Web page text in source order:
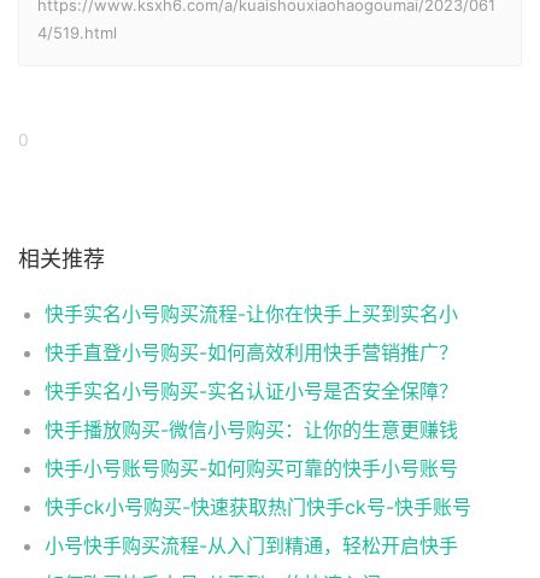
https://www.ksxh6.com/a/kuaishouxiaohaogoumai/2023/061
4/519.html
0
相关推荐
快手实名小号购买流程-让你在快手上买到实名小
快手直登小号购买-如何高效利用快手营销推广？
快手实名小号购买-实名认证小号是否安全保障？
快手播放购买-微信小号购买：让你的生意更赚钱
快手小号账号购买-如何购买可靠的快手小号账号
快手ck小号购买-快速获取热门快手ck号-快手账号
小号快手购买流程-从入门到精通，轻松开启快手